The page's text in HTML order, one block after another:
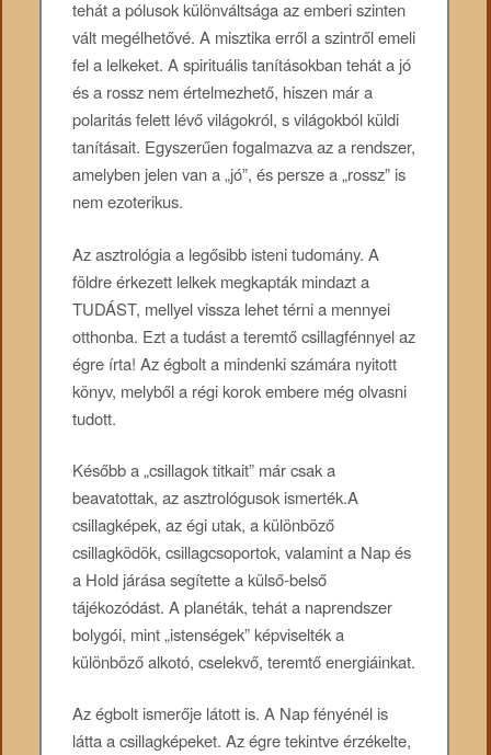
tehát a pólusok különváltsága az emberi szinten
vált megélhetővé. A misztika erről a szintről emeli
fel a lelkeket. A spirituális tanításokban tehát a jó
és a rossz nem értelmezhető, hiszen már a
polaritás felett lévő világokról, s világokból küldi
tanításait. Egyszerűen fogalmazva az a rendszer,
amelyben jelen van a „jó”, és persze a „rossz” is
nem ezoterikus.
Az asztrológia a legősibb isteni tudomány. A
földre érkezett lelkek megkapták mindazt a
TUDÁST, mellyel vissza lehet térni a mennyei
otthonba. Ezt a tudást a teremtő csillagfénnyel az
égre írta! Az égbolt a mindenki számára nyitott
könyv, melyből a régi korok embere még olvasni
tudott.
Később a „csillagok titkait” már csak a
beavatottak, az asztrológusok ismerték.A
csillagképek, az égi utak, a különböző
csillagködök, csillagcsoportok, valamint a Nap és
a Hold járása segítette a külső-belső
tájékozódást. A planéták, tehát a naprendszer
bolygói, mint „istenségek” képviselték a
különböző alkotó, cselekvő, teremtő energiáinkat.
Az égbolt ismerője látott is. A Nap fényénél is
látta a csillagképeket. Az égre tekintve érzékelte,